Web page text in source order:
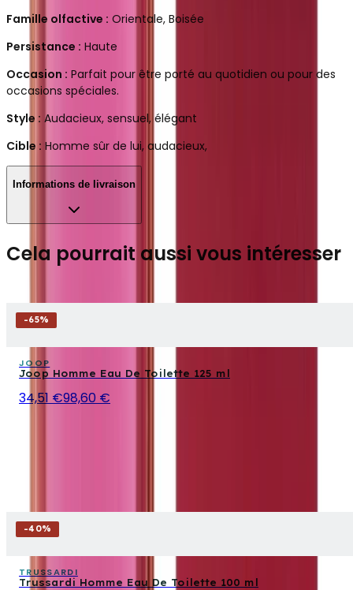
Famille olfactive : Orientale, Boisée
Persistance : Haute
Occasion : Parfait pour être porté au quotidien ou pour des
occasions spéciales.
Style : Audacieux, sensuel, élégant
Cible : Homme sûr de lui, audacieux,
Informations de livraison
Cela pourrait aussi vous intéresser
-65%
JOOP
Joop Homme Eau De Toilette 125 ml
34,51 €98,60 €
-40%
TRUSSARDI
Trussardi Homme Eau De Toilette 100 ml